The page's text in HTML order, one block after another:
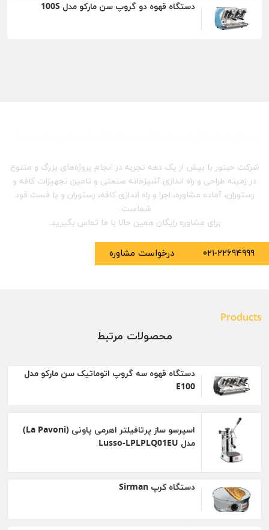
دستگاه قهوه دو گروپ سن مارکو مدل 100S
شرکت حبتور با بیش از یک دهه تجربه در انجام پروژه‌های بزرگ و متنوع
در زمینه طراحی و راه اندازی آشپزخانه صنعتی و تامین تجهیزات کافه و
رستوران، آماده مشاوره، اجرا و راه اندازی کافه، رستوران و یا فست فود
شماست.
برای مشاوره رایگان همین حالا با ما تماس بگیرید.
۰۲۱-۲۲۶۹۴۹۹۹ درخواست مشاوره
Products
محصولات مرتبط
دستگاه قهوه سه گروپ اتوماتیک سن مارکو مدل
E100
اسپرسو ساز پرتافیلتر اهرمی پاونی (La Pavoni)
مدل Lusso-LPLPLQ01EU
دستگاه کرپ Sirman